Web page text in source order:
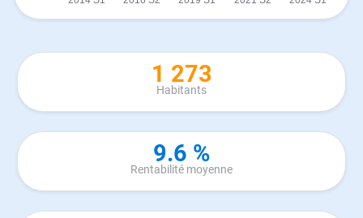
1 273
Habitants
9.6 %
Rentabilité moyenne